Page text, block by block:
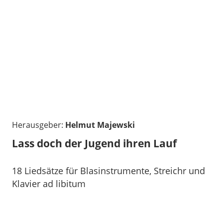
Herausgeber: Helmut Majewski
Lass doch der Jugend ihren Lauf
18 Liedsätze für Blasinstrumente, Streichr und
Klavier ad libitum